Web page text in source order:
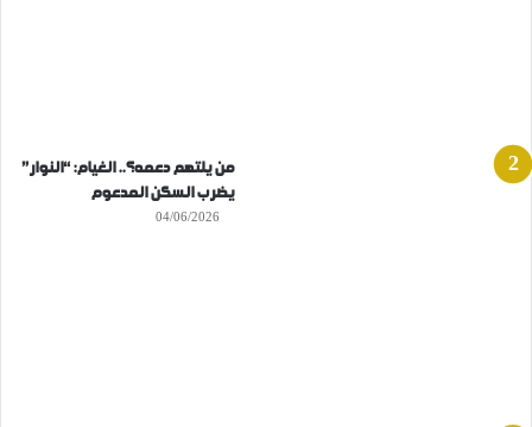
من يلتهم دعمه؟.. الغيام: “النوار”
يضرب السكن المدعوم
04/06/2026